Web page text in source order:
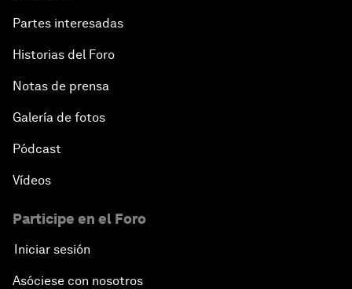
Partes interesadas
Historias del Foro
Notas de prensa
Galería de fotos
Pódcast
Vídeos
Participe en el Foro
Iniciar sesión
Asóciese con nosotros